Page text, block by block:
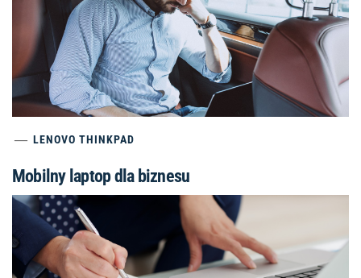
LENOVO THINKPAD
Mobilny laptop dla biznesu